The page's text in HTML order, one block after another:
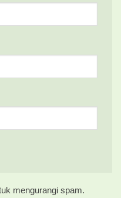
mengurangi spam.